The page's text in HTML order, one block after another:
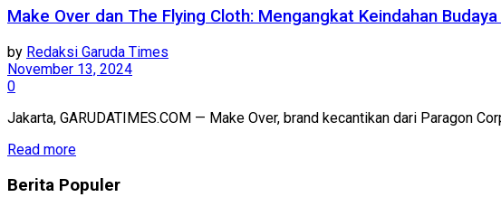
Make Over dan The Flying Cloth: Mengangkat Keindahan
by Redaksi Garuda Times
November 13, 2024
0
Jakarta, GARUDATIMES.COM — Make Over, brand kecantikan dari Paragon
Read more
Berita Populer